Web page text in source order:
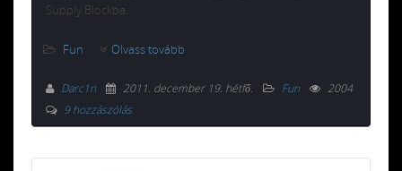
Supply Blockba.
Fun Olvass tovább
Darc1n 2011. december 19. hétfő. Fun
2004
9 hozzászólás